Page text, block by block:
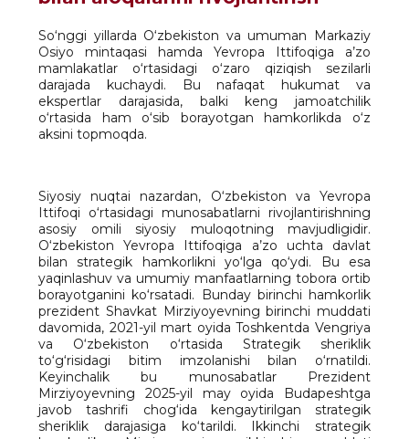
So‘nggi yillarda O‘zbekiston va umuman Markaziy
Osiyo mintaqasi hamda Yevropa Ittifoqiga a’zo
mamlakatlar o‘rtasidagi o‘zaro qiziqish sezilarli
darajada kuchaydi. Bu nafaqat hukumat va
ekspertlar darajasida, balki keng jamoatchilik
o‘rtasida ham o‘sib borayotgan hamkorlikda o‘z
aksini topmoqda.
Siyosiy nuqtai nazardan, O‘zbekiston va Yevropa
Ittifoqi o‘rtasidagi munosabatlarni rivojlantirishning
asosiy omili siyosiy muloqotning mavjudligidir.
O‘zbekiston Yevropa Ittifoqiga a’zo uchta davlat
bilan strategik hamkorlikni yo‘lga qo‘ydi. Bu esa
yaqinlashuv va umumiy manfaatlarning tobora ortib
borayotganini ko‘rsatadi. Bunday birinchi hamkorlik
prezident Shavkat Mirziyoyevning birinchi muddati
davomida, 2021-yil mart oyida Toshkentda Vengriya
va O‘zbekiston o‘rtasida Strategik sheriklik
to‘g‘risidagi bitim imzolanishi bilan o‘rnatildi.
Keyinchalik bu munosabatlar Prezident
Mirziyoyevning 2025-yil may oyida Budapeshtga
javob tashrifi chog‘ida kengaytirilgan strategik
sheriklik darajasiga ko‘tarildi. Ikkinchi strategik